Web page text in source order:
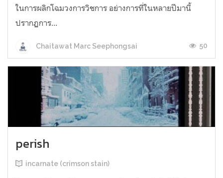
ในการผลิกโฉมวงการวิชการ อย่างการที่ในหลายปีมานี้
ปรากฏการ...
Chaitawat Marc Seephongsai 50
perish
incarnate (crimson stain)